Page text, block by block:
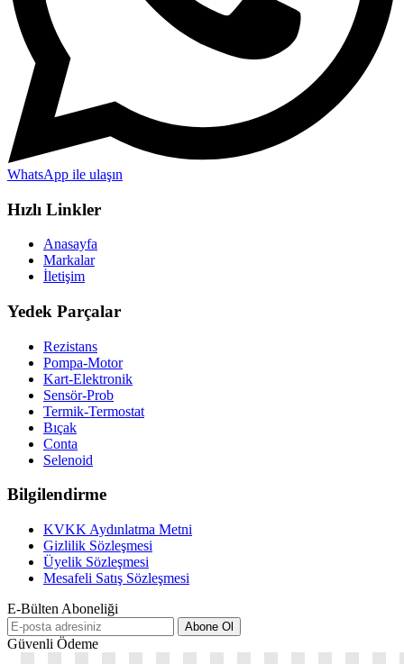
WhatsApp ile ulaşın
Hızlı Linkler
Anasayfa
Markalar
İletişim
Yedek Parçalar
Rezistans
Pompa-Motor
Kart-Elektronik
Sensör-Prob
Termik-Termostat
Bıçak
Conta
Selenoid
Bilgilendirme
KVKK Aydınlatma Metni
Gizlilik Sözleşmesi
Üyelik Sözleşmesi
Mesafeli Satış Sözleşmesi
E-Bülten Aboneliği
Abone Ol
Güvenli Ödeme